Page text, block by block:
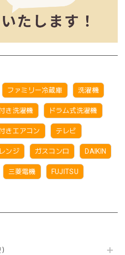
ファミリー冷蔵庫 洗濯機
き洗濯機 ドラム式洗濯機
きエアコン テレビ
ンジ ガスコンロ DAIKIN
三菱電機 FUJITSU